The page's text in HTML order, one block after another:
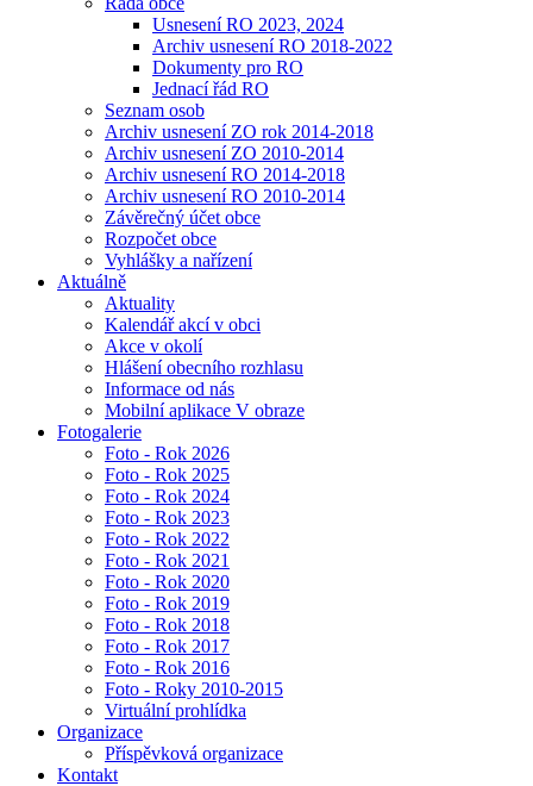
Usnesení RO 2023, 2024
Archiv usnesení RO 2018-2022
Dokumenty pro RO
Jednací řád RO
Seznam osob
Archiv usnesení ZO rok 2014-2018
Archiv usnesení ZO 2010-2014
Archiv usnesení RO 2014-2018
Archiv usnesení RO 2010-2014
Závěrečný účet obce
Rozpočet obce
Vyhlášky a nařízení
Aktuálně
Aktuality
Kalendář akcí v obci
Akce v okolí
Hlášení obecního rozhlasu
Informace od nás
Mobilní aplikace V obraze
Fotogalerie
Foto - Rok 2026
Foto - Rok 2025
Foto - Rok 2024
Foto - Rok 2023
Foto - Rok 2022
Foto - Rok 2021
Foto - Rok 2020
Foto - Rok 2019
Foto - Rok 2018
Foto - Rok 2017
Foto - Rok 2016
Foto - Roky 2010-2015
Virtuální prohlídka
Organizace
Příspěvková organizace
Kontakt